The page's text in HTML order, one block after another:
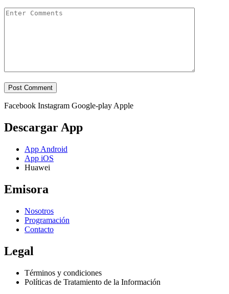
Facebook Instagram Google-play Apple
Descargar App
App Android
App iOS
Huawei
Emisora
Nosotros
Programación
Contacto
Legal
Términos y condiciones
Políticas de Tratamiento de la Información